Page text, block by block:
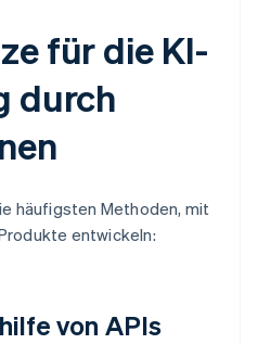
für die KI-
durch
häufigsten Methoden, mit
entwickeln:
von APIs